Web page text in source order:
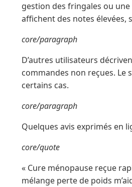
gestion des fringales ou
affichent des notes élevées,
core/paragraph
D’autres utilisateurs
commandes non reçues. Le
certains cas.
core/paragraph
Quelques avis exprimés en
core/quote
« Cure ménopause reçue
mélange perte de poids